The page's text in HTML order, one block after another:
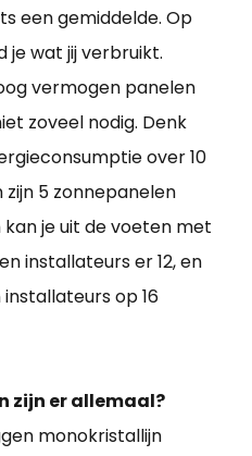
een gemiddelde. Op
je wat jij verbruikt.
vermogen panelen
zoveel nodig. Denk
over 10
zijn 5 zonnepanelen
kan je uit de voeten met
installateurs er 12, en
op 16
zijn er allemaal?
monokristallijn